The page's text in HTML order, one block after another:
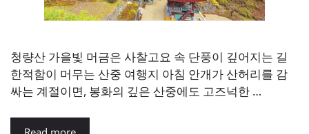
청량산 가을빛 머금은 사찰고요 속 단풍이 깊어지는 길
한적함이 머무는 산중 여행지 아침 안개가 산허리를 감
싸는 계절이면, 봉화의 깊은 산중에도 고즈넉한 …